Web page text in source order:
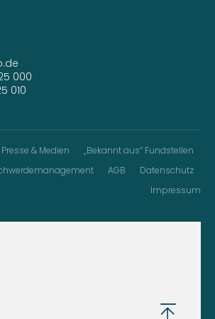
000
010
Presse & Medien
„Bekannt aus“ Fundstellen
AGB
Datenschutz
Impressum